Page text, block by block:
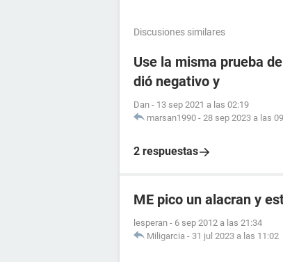
Discusiones similares
Use la misma prueba
dió negativo y
Dan - 13 sep 2021 a las 02:19
marsan1990 - 28 sep 2023 a las
2 respuestas
ME pico un alacran y
lesperan - 6 sep 2012 a las 21:34
Miligarcia - 31 jul 2023 a las 11:02